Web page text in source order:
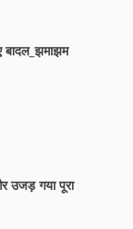
बादल_झमाझम
उजड़ गया पूरा